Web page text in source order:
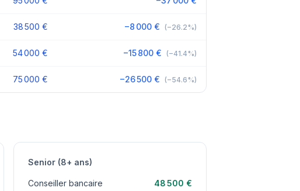
38 500 € −8 000 € (−26.2%)
54 000 € −15 800 € (−41.4%)
75 000 € −26 500 € (−54.6%)
Senior (8+ ans)
Conseiller bancaire 48 500 €